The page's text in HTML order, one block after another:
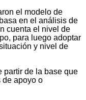
el modelo de
en el análisis de
cuenta el nivel de
para luego adoptar
y nivel de
partir de la base que
de apoyo o